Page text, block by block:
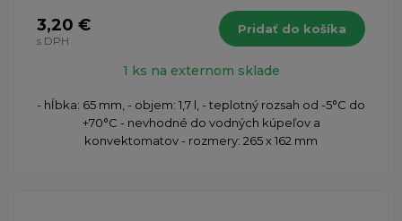
3,20 €
s DPH
Pridať do košíka
1 ks na externom sklade
- hĺbka: 65 mm, - objem: 1,7 l, - teplotný rozsah od -5°C do
+70°C - nevhodné do vodných kúpeľov a
konvektomatov - rozmery: 265 x 162 mm